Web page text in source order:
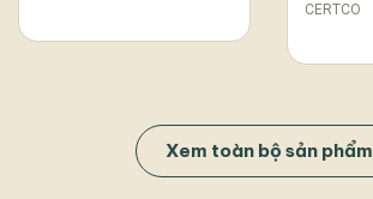
CERTCO
Xem toàn bộ sản phẩm